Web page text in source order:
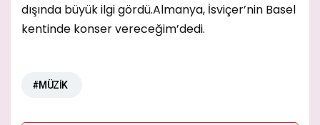
dışında büyük ilgi gördü.Almanya, İsviçer’nin Basel
kentinde konser vereceğim’dedi.
#MÜZİK